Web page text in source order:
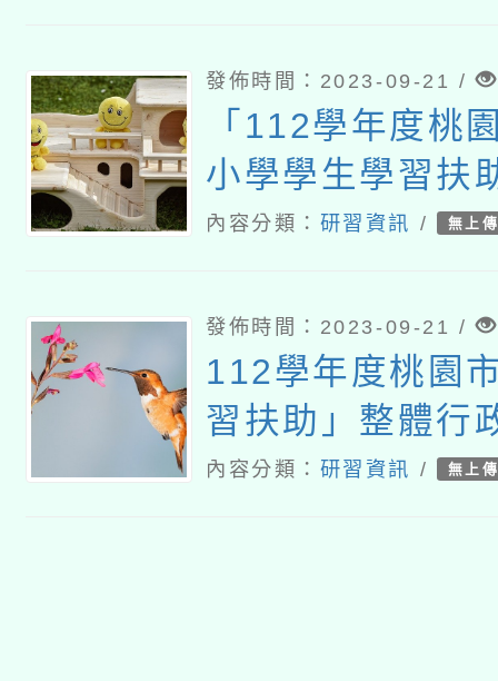
發佈時間：2023-09-21 /
「112學年度桃
小學學生學習扶
推動計畫子計畫
學科
內容分類： 研習資訊 / 無上
發佈時間：2023-09-21 /
112學年度桃園
習扶助」整體行
子計畫十一-2：
內容分類： 研習資訊 / 無上